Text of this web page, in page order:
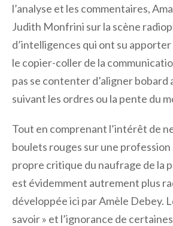
l’analyse et les commentaires,
Judith Monfrini sur la scène
d’intelligences qui ont su
le copier-coller de la
pas se contenter d’aligner bobard
suivant les ordres ou la pente du
Tout en comprenant l’intérêt de
boulets rouges sur une profession
propre critique du naufrage de la
est évidemment autrement plus
développée ici par Amèle Debey.
savoir » et l’ignorance de